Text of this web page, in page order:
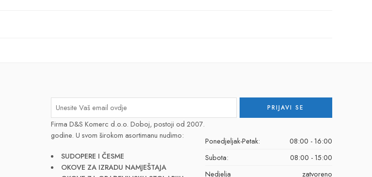
Firma D&S Komerc d.o.o. Doboj, postoji od 2007.
godine. U svom širokom asortimanu nudimo:
SUDOPERE I ČESME
OKOVE ZA IZRADU NAMJEŠTAJA
Ponedjeljak-Petak:
08:00 - 16:00
Subota:
08:00 - 15:00
Nedjelja
zatvoreno